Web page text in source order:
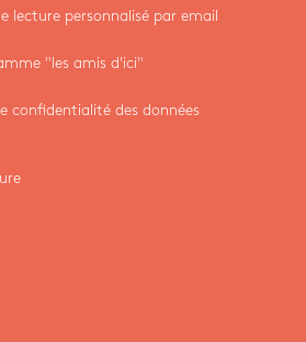
lecture personnalisé par email
"les amis d'ici"
confidentialité des données